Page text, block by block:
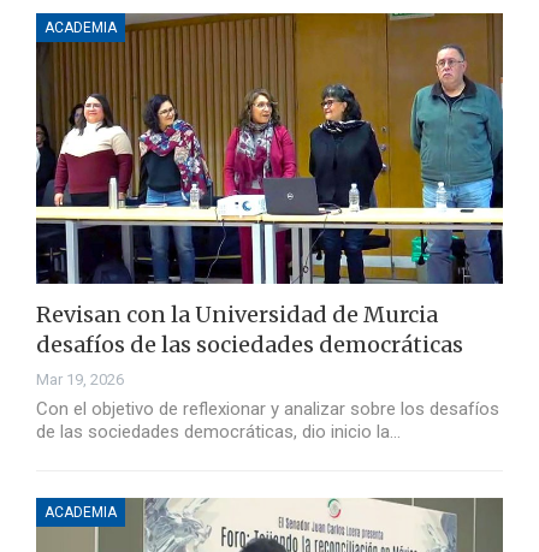
ACADEMIA
Revisan con la Universidad de Murcia
desafíos de las sociedades democráticas
Mar 19, 2026
Con el objetivo de reflexionar y analizar sobre los desafíos
de las sociedades democráticas, dio inicio la…
ACADEMIA